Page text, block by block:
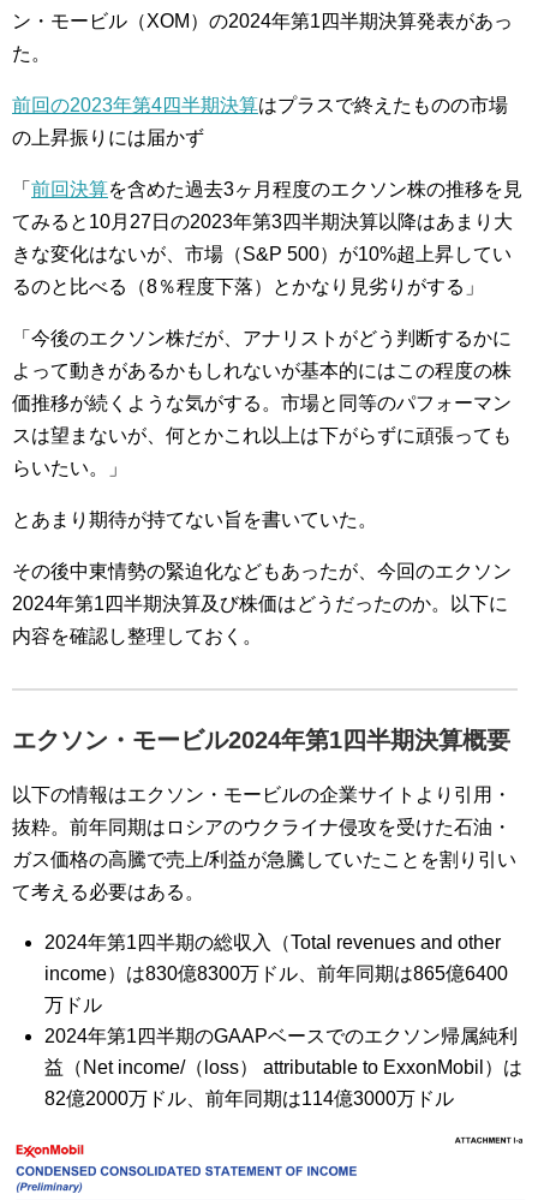
ン・モービル（XOM）の2024年第1四半期決算発表があっ
た。
前回の2023年第4四半期決算はプラスで終えたものの市場
の上昇振りには届かず
「 前回決算を含めた過去3ヶ月程度のエクソン株の推移を見
てみると10月27日の2023年第3四半期決算以降はあまり大
きな変化はないが、市場（S&P 500）が10%超上昇してい
るのと比べる（8％程度下落）とかなり見劣りがする」
「今後のエクソン株だが、アナリストがどう判断するかに
よって動きがあるかもしれないが基本的にはこの程度の株
価推移が続くような気がする。市場と同等のパフォーマン
スは望まないが、何とかこれ以上は下がらずに頑張っても
らいたい。」
とあまり期待が持てない旨を書いていた。
その後中東情勢の緊迫化などもあったが、今回のエクソン
2024年第1四半期決算及び株価はどうだったのか。以下に
内容を確認し整理しておく。
エクソン・モービル2024年第1四半期決算概要
以下の情報はエクソン・モービルの企業サイトより引用・
抜粋。前年同期はロシアのウクライナ侵攻を受けた石油・
ガス価格の高騰で売上/利益が急騰していたことを割り引い
て考える必要はある。
2024年第1四半期の総収入（Total revenues and other
income）は830億8300万ドル、前年同期は865億6400
万ドル
2024年第1四半期のGAAPベースでのエクソン帰属純利
益（Net income/（loss） attributable to ExxonMobil）は
82億2000万ドル、前年同期は114億3000万ドル